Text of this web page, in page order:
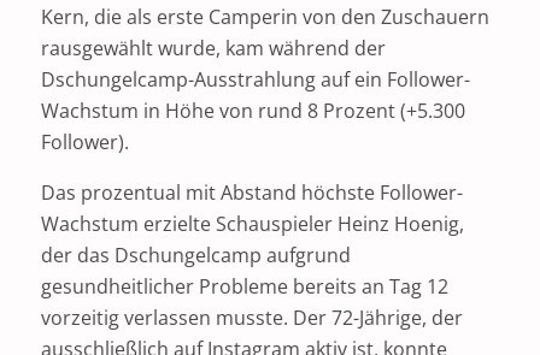
Kern, die als erste Camperin von den Zuschauern
rausgewählt wurde, kam während der
Dschungelcamp-Ausstrahlung auf ein Follower-
Wachstum in Höhe von rund 8 Prozent (+5.300
Follower).
Das prozentual mit Abstand höchste Follower-
Wachstum erzielte Schauspieler Heinz Hoenig,
der das Dschungelcamp aufgrund
gesundheitlicher Probleme bereits an Tag 12
vorzeitig verlassen musste. Der 72-Jährige, der
ausschließlich auf Instagram aktiv ist, konnte